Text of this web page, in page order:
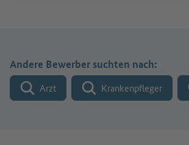
Andere Bewerber suchten nach:
Arzt Krankenpfleger